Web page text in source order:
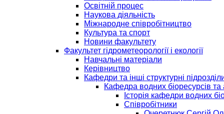
Освітній процес
Наукова діяльність
Міжнародне співробітництво
Культура та спорт
Новини факультету
Факультет гідрометеорології і екології
Навчальні матеріали
Керівництво
Кафедри та інші структурні
Кафедра водних біоресурсів та
Історія кафедри водних
Співробітники